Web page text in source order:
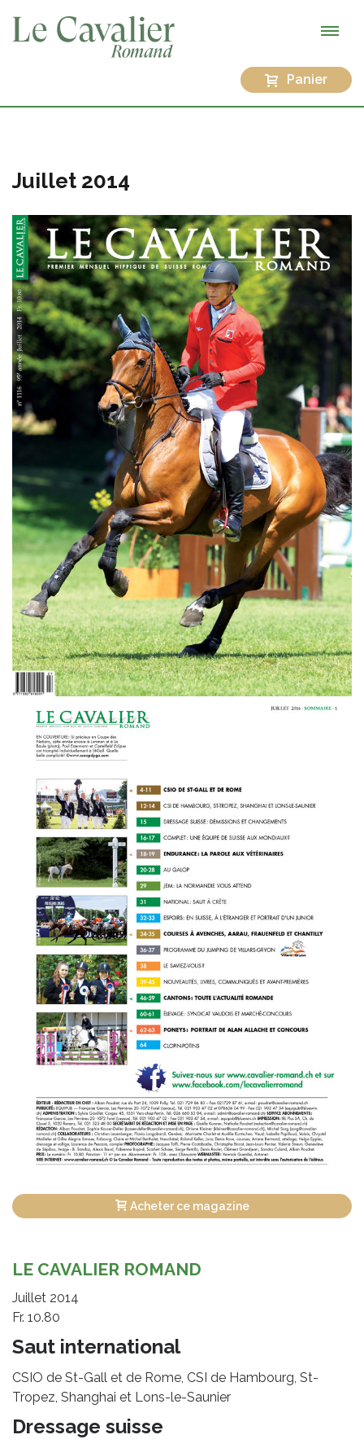
Panier
Juillet 2014
Acheter ce magazine
LE CAVALIER ROMAND
Juillet 2014
Fr. 10.80
Saut international
CSIO de St-Gall et de Rome, CSI de Hambourg, St-
Tropez, Shanghai et Lons-le-Saunier
Dressage suisse